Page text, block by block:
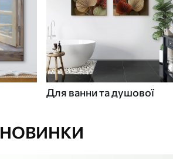
Для ванни та душової
НОВИНКИ